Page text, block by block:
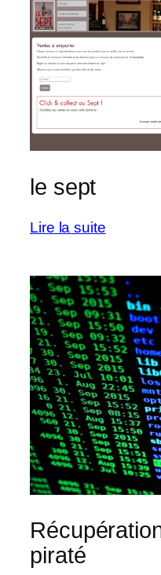
Belle-
Île
le sept
Lire la suite:
piraté